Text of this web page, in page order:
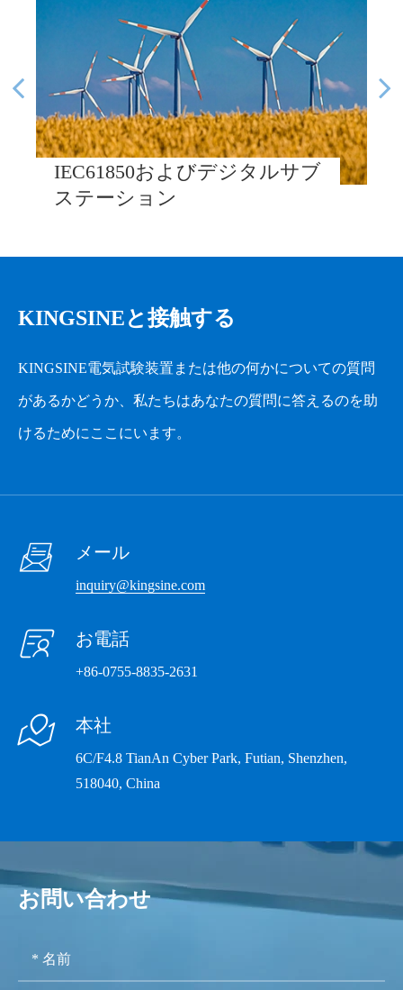
IEC61850およびデジタルサブ
ステーション
KINGSINEと接触する
KINGSINE電気試験装置または他の何かについての質問
があるかどうか、私たちはあなたの質問に答えるのを助
けるためにここにいます。
 メール
inquiry@kingsine.com
 お電話
+86-0755-8835-2631
 本社
6C/F4.8 TianAn Cyber Park, Futian, Shenzhen,
518040, China
お問い合わせ